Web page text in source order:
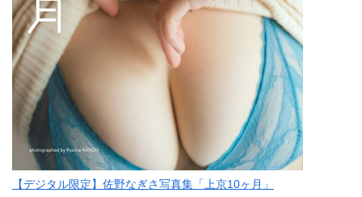
【デジタル限定】佐野なぎさ写真集「上京10ヶ月」